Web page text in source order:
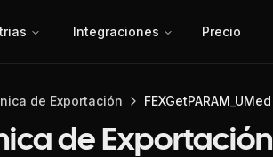
Integraciones Precio
de Exportación FEXGetPARAM_UMed
de Exportación